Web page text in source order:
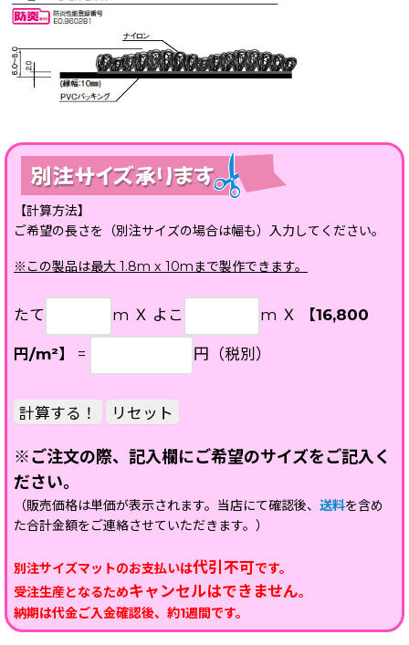
【計算方法】
ご希望の長さを（別注サイズの場合は幅も）入力してください。
※この製品は最大 1.8m x 10mまで製作できます。
たて m Ｘ よこ m Ｘ 【16,800
円/m²】 = 円（税別）
※ご注文の際、記入欄にご希望のサイズをご記入く
ださい。
（販売価格は単価が表示されます。当店にて確認後、送料を含め
た合計金額をご連絡させていただきます。）
別注サイズマットのお支払いは代引不可です。
受注生産となるためキャンセルはできません。
納期は代金ご入金確認後、約1週間です。